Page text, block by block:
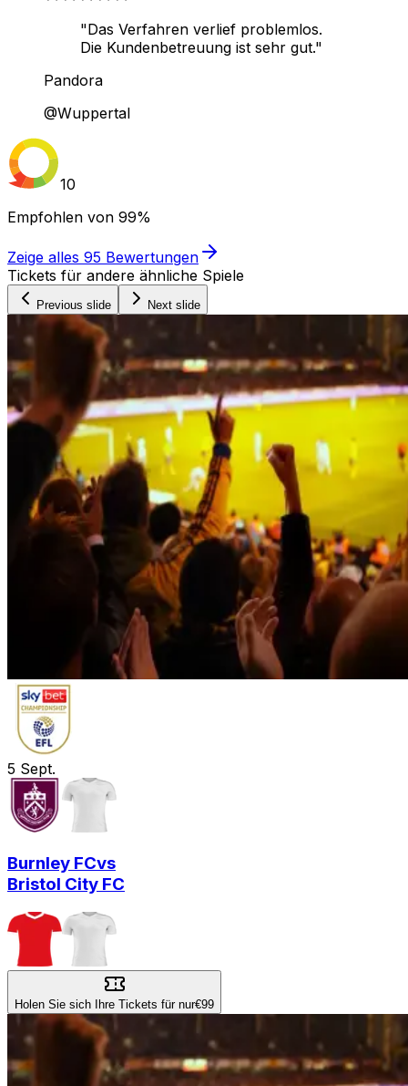
"Das Verfahren verlief problemlos.
Die Kundenbetreuung ist sehr gut."
Pandora
@Wuppertal
10
Empfohlen von 99%
Zeige alles 95 Bewertungen
Tickets für andere ähnliche Spiele
Previous slide Next slide
5 Sept.
Burnley FCvs
Bristol City FC
Holen Sie sich Ihre Tickets für nur€99